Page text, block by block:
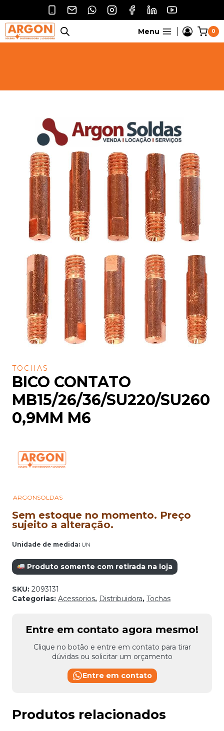
o
Conteúdo
Menu 0
TOCHAS
BICO CONTATO
MB15/26/36/SU220/SU260
0,9MM M6
ARGONSOLDAS
Sem estoque no momento. Preço
sujeito a alteração.
Unidade de medida: UN
Produto somente com retirada na loja
SKU: 2093131
Categorias: Acessorios, Distribuidora, Tochas
Entre em contato agora mesmo!
Clique no botão e entre em contato para tirar
dúvidas ou solicitar um orçamento
Entre em contato
Produtos relacionados